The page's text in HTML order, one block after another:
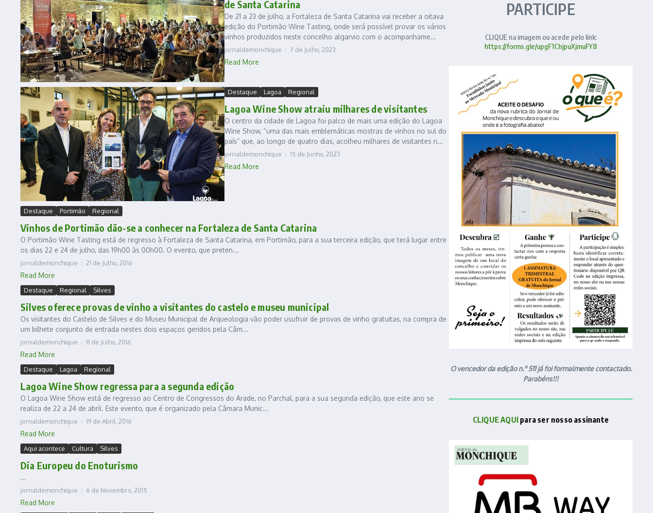
de Santa Catarina
De 21 a 23 de julho, a Fortaleza de Santa Catarina vai receber a oitava
edição do Portimão Wine Tasting, onde será possível provar os vários
vinhos produzidos neste concelho algarvio com o acompanhame...
jornaldemonchique 7 de Julho, 2023
Read More
Destaque Lagoa Regional
Lagoa Wine Show atraiu milhares de visitantes
O centro da cidade de Lagoa foi palco de mais uma edição do Lagoa
Wine Show, “uma das mais emblemáticas mostras de vinhos no sul do
país” que, ao longo de quatro dias, acolheu milhares de visitantes n...
jornaldemonchique 15 de Junho, 2023
Read More
Destaque Portimão Regional
Vinhos de Portimão dão-se a conhecer na Fortaleza de Santa Catarina
O Portimão Wine Tasting está de regresso à Fortaleza de Santa Catarina, em Portimão, para a sua terceira edição, que terá lugar entre
os dias 22 e 24 de julho, das 19h00 às 00h00. O evento, que preten...
jornaldemonchique 21 de Julho, 2016
Read More
Destaque Regional Silves
Silves oferece provas de vinho a visitantes do castelo e museu municipal
Os visitantes do Castelo de Silves e do Museu Municipal de Arqueologia vão poder usufruir de provas de vinho gratuitas, na compra de
um bilhete conjunto de entrada nestes dois espaços geridos pela Câm...
jornaldemonchique 11 de Julho, 2016
Read More
Destaque Lagoa Regional
Lagoa Wine Show regressa para a segunda edição
O Lagoa Wine Show está de regresso ao Centro de Congressos do Arade, no Parchal, para a sua segunda edição, que este ano se
realiza de 22 a 24 de abril. Este evento, que é organizado pela Câmara Munic...
jornaldemonchique 19 de Abril, 2016
Read More
Aqui acontece Cultura Silves
Dia Europeu do Enoturismo
...
jornaldemonchique 6 de Novembro, 2015
Read More
PARTICIPE
CLIQUE na imagem ou acede pelo link:
https://forms.gle/upgF1ChjpuXjmuFY8
O vencedor da edição n.º 511 já foi formalmente contactado.
Parabéns!!!
CLIQUE AQUI para ser nosso assinante